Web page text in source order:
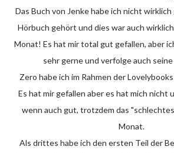
Das Buch von Jenke habe ich nicht wirklich gelesen, sondern als
Hörbuch gehört und dies war auch
Monat! Es hat mir total gut gefallen, aber
sehr gerne und verfolge auch
Zero habe ich im Rahmen der Lovelybooks Challenge gelesen.
Es hat mir gefallen aber es hat mich nicht
wenn auch gut, trotzdem das
Monat.
Als drittes habe ich den ersten Teil der Bestimmung gelesen!